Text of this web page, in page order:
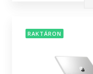
RAKTÁRON